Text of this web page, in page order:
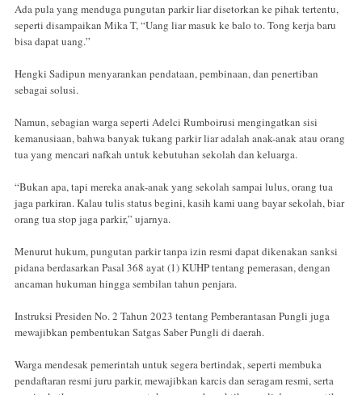
Ada pula yang menduga pungutan parkir liar disetorkan ke pihak tertentu,
seperti disampaikan Mika T, “Uang liar masuk ke balo to. Tong kerja baru
bisa dapat uang.”
Hengki Sadipun menyarankan pendataan, pembinaan, dan penertiban
sebagai solusi.
Namun, sebagian warga seperti Adelci Rumboirusi mengingatkan sisi
kemanusiaan, bahwa banyak tukang parkir liar adalah anak-anak atau orang
tua yang mencari nafkah untuk kebutuhan sekolah dan keluarga.
“Bukan apa, tapi mereka anak-anak yang sekolah sampai lulus, orang tua
jaga parkiran. Kalau tulis status begini, kasih kami uang bayar sekolah, biar
orang tua stop jaga parkir,” ujarnya.
Menurut hukum, pungutan parkir tanpa izin resmi dapat dikenakan sanksi
pidana berdasarkan Pasal 368 ayat (1) KUHP tentang pemerasan, dengan
ancaman hukuman hingga sembilan tahun penjara.
Instruksi Presiden No. 2 Tahun 2023 tentang Pemberantasan Pungli juga
mewajibkan pembentukan Satgas Saber Pungli di daerah.
Warga mendesak pemerintah untuk segera bertindak, seperti membuka
pendaftaran resmi juru parkir, mewajibkan karcis dan seragam resmi, serta